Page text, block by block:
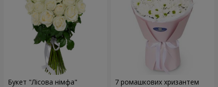
Букет "Лісова німфа" 7 ромашкових хризантем